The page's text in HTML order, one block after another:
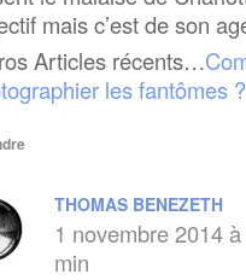
mais c’est de son
Articles récents…
les fantômes ?
THOMAS BENEZETH
1 novembre 2014
min